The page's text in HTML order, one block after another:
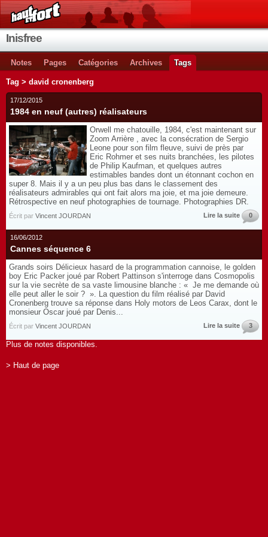
Inisfree
Notes Pages Catégories Archives Tags
Tag > david cronenberg
17/12/2015
1984 en neuf (autres) réalisateurs
Orwell me chatouille, 1984, c'est maintenant sur
Zoom Arrière , avec la consécration de Sergio
Leone pour son film fleuve, suivi de près par
Eric Rohmer et ses nuits branchées, les pilotes
de Philip Kaufman, et quelques autres
estimables bandes dont un étonnant cochon en
super 8. Mais il y a un peu plus bas dans le classement des
réalisateurs admirables qui ont fait alors ma joie, et ma joie demeure.
Rétrospective en neuf photographies de tournage. Photographies DR.
Écrit par Vincent JOURDAN Lire la suite 0
16/06/2012
Cannes séquence 6
Grands soirs Délicieux hasard de la programmation cannoise, le golden
boy Eric Packer joué par Robert Pattinson s'interroge dans Cosmopolis
sur la vie secrète de sa vaste limousine blanche : « Je me demande où
elle peut aller le soir ? ». La question du film réalisé par David
Cronenberg trouve sa réponse dans Holy motors de Leos Carax, dont le
monsieur Oscar joué par Denis...
Écrit par Vincent JOURDAN Lire la suite 3
Plus de notes disponibles.
> Haut de page